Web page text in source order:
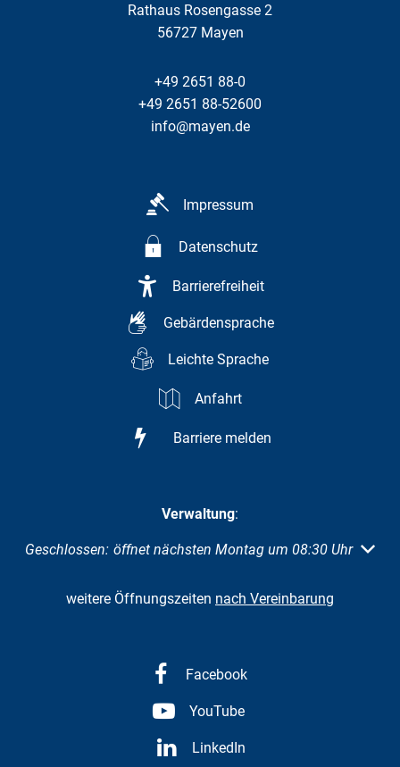
Rathaus Rosengasse 2
56727 Mayen
+49 2651 88-0
+49 2651 88-52600
info@mayen.de
Impressum
Datenschutz
Barrierefreiheit
Gebärdensprache
Leichte Sprache
Anfahrt
Barriere melden
Verwaltung:
Klicken, um weitere Öffnungs- oder Schließzeiten
Geschlossen: öffnet nächsten Montag um 08:30 Uhr
weitere Öffnungszeiten nach Vereinbarung
Facebook
YouTube
LinkedIn